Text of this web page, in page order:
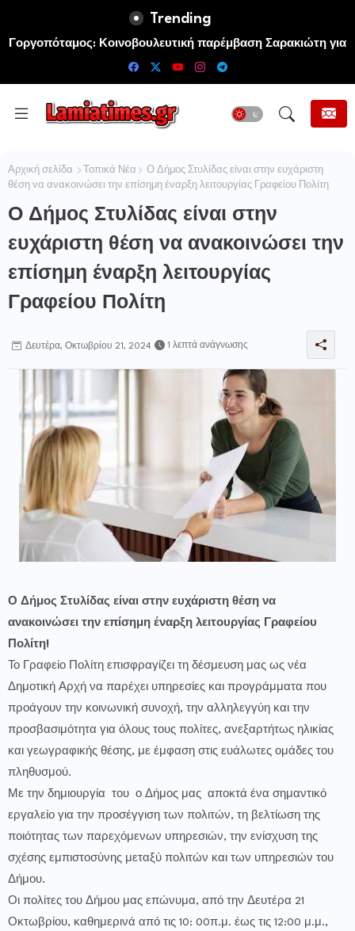
Trending
Γοργοπόταμος: Κοινοβουλευτική παρέμβαση Σαρακιώτη για
την προστασία του εμβληματικού φυσικού και ιστορικού
Αρχική σελίδα Τοπικά Νέα
Ο Δήμος Στυλίδας είναι στην ευχάριστη
θέση να ανακοινώσει την επίσημη έναρξη λειτουργίας Γραφείου Πολίτη
Ο Δήμος Στυλίδας είναι στην
ευχάριστη θέση να ανακοινώσει την
επίσημη έναρξη λειτουργίας
Γραφείου Πολίτη
Δευτέρα, Οκτωβρίου 21, 2024 1 λεπτά ανάγνωσης
Ο Δήμος Στυλίδας είναι στην ευχάριστη θέση να
ανακοινώσει την επίσημη έναρξη λειτουργίας Γραφείου
Πολίτη!
Το Γραφείο Πολίτη επισφραγίζει τη δέσμευση μας ως νέα
Δημοτική Αρχή να παρέχει υπηρεσίες και προγράμματα που
προάγουν την κοινωνική συνοχή, την αλληλεγγύη και την
προσβασιμότητα για όλους τους πολίτες, ανεξαρτήτως ηλικίας
και γεωγραφικής θέσης, με έμφαση στις ευάλωτες ομάδες του
πληθυσμού.
Με την δημιουργία του ο Δήμος μας αποκτά ένα σημαντικό
εργαλείο για την προσέγγιση των πολιτών, τη βελτίωση της
ποιότητας των παρεχόμενων υπηρεσιών, την ενίσχυση της
σχέσης εμπιστοσύνης μεταξύ πολιτών και των υπηρεσιών του
Δήμου.
Οι πολίτες του Δήμου μας επώνυμα, από την Δευτέρα 21
Οκτωβρίου, καθημερινά από τις 10: 00π.μ. έως τις 12:00 μ.μ.,